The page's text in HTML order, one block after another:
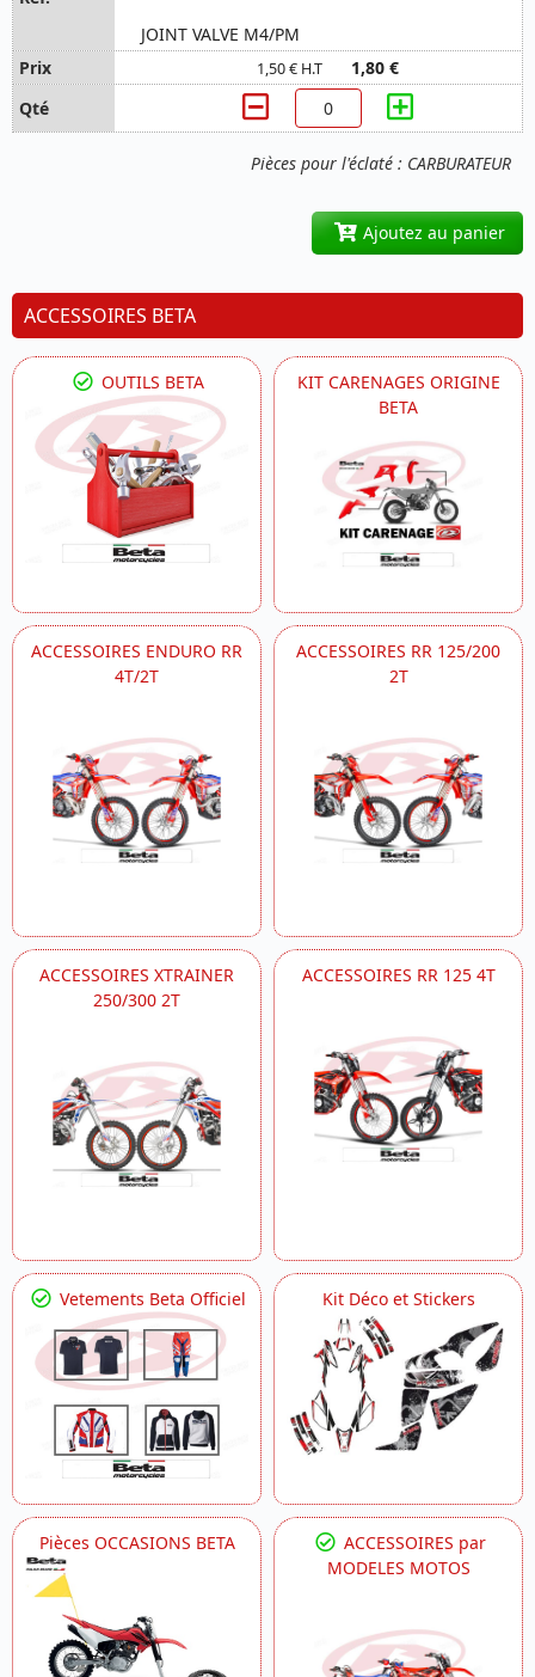
Pièces pour l'éclaté : CARBURATEUR
JOINT VALVE M4/PM
1,50 € H.T 1,80 €
Ajoutez au panier
ACCESSOIRES BETA
OUTILS BETA
KIT CARENAGES ORIGINE
BETA
ACCESSOIRES ENDURO RR
4T/2T
ACCESSOIRES RR 125/200
2T
ACCESSOIRES XTRAINER
250/300 2T
ACCESSOIRES RR 125 4T
Vetements Beta Officiel Kit Déco et Stickers
Pièces OCCASIONS BETA
ACCESSOIRES par
MODELES MOTOS